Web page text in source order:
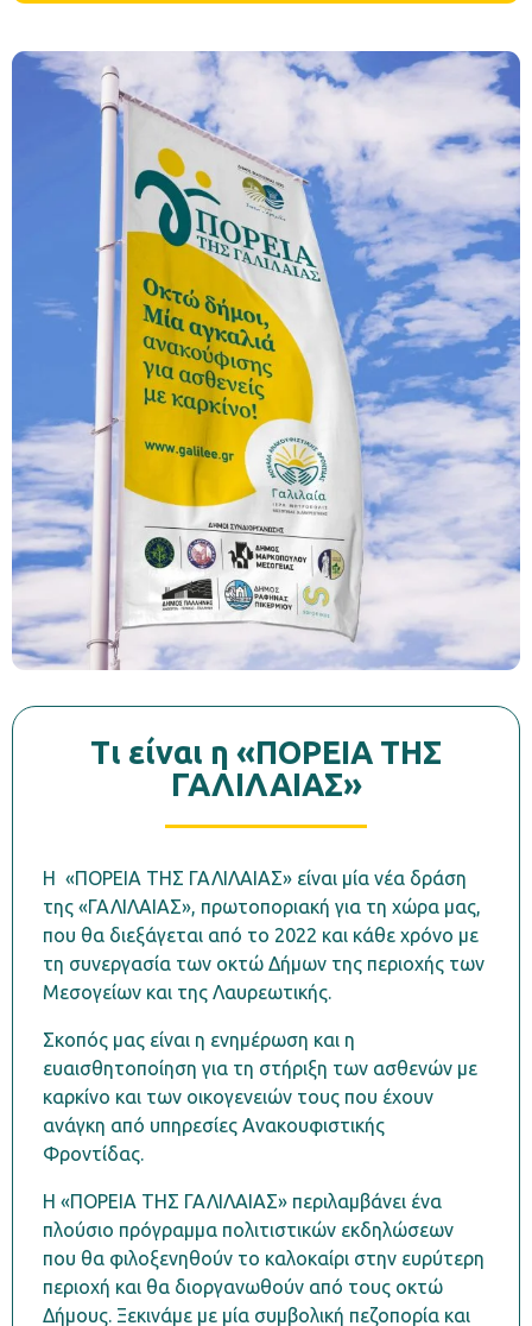
Tι είναι η «ΠΟΡΕΙΑ ΤΗΣ
ΓΑΛΙΛΑΙΑΣ»
H «ΠΟΡΕΙΑ ΤΗΣ ΓΑΛΙΛΑΙΑΣ» είναι μία νέα δράση
της «ΓΑΛΙΛΑΙΑΣ», πρωτοποριακή για τη χώρα μας,
που θα διεξάγεται από το 2022 και κάθε χρόνο με
τη συνεργασία των οκτώ Δήμων της περιοχής των
Μεσογείων και της Λαυρεωτικής.
Σκοπός μας είναι η ενημέρωση και η
ευαισθητοποίηση για τη στήριξη των ασθενών με
καρκίνο και των οικογενειών τους που έχουν
ανάγκη από υπηρεσίες Ανακουφιστικής
Φροντίδας.
Η «ΠΟΡΕΙΑ ΤΗΣ ΓΑΛΙΛΑΙΑΣ» περιλαμβάνει ένα
πλούσιο πρόγραμμα πολιτιστικών εκδηλώσεων
που θα φιλοξενηθούν το καλοκαίρι στην ευρύτερη
περιοχή και θα διοργανωθούν από τους οκτώ
Δήμους. Ξεκινάμε με μία συμβολική πεζοπορία και